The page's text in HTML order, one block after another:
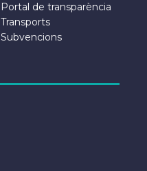
Portal de transparència
Transports
Subvencions